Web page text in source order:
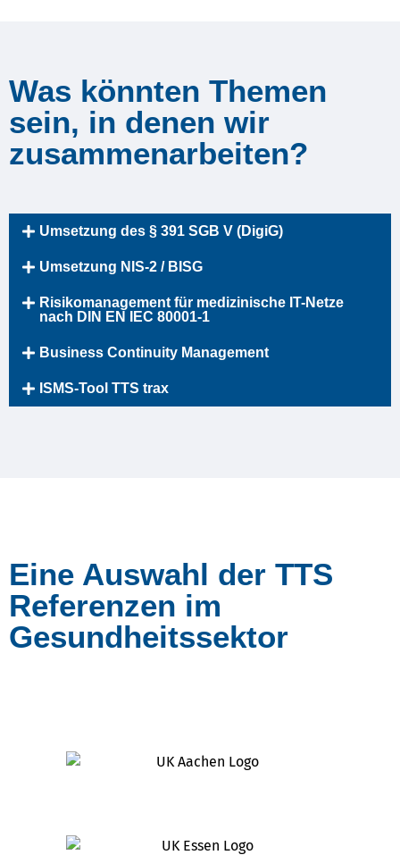
Was könnten Themen
sein, in denen wir
zusammenarbeiten?
Umsetzung des § 391 SGB V (DigiG)
Umsetzung NIS-2 / BISG
Risikomanagement für medizinische IT-Netze
nach DIN EN IEC 80001-1
Business Continuity Management
ISMS-Tool TTS trax
Eine Auswahl der TTS
Referenzen im
Gesundheitssektor